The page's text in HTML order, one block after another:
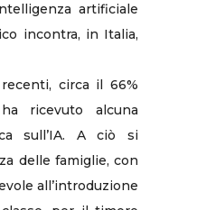
artificiale
incontra, in Italia,
circa il 66%
ricevuto alcuna
sull’IA. A ciò si
delle famiglie, con
all’introduzione